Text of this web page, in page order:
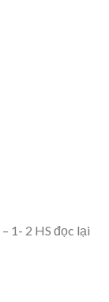
– 1- 2 HS đọc lại